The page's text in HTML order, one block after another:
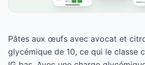
Pâtes aux œufs avec avocat et
glycémique de 10, ce qui le classe